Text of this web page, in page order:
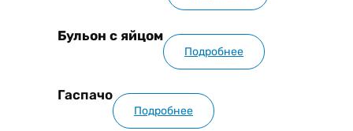
Бульон с яйцом
Подробнее
Гаспачо
Подробнее